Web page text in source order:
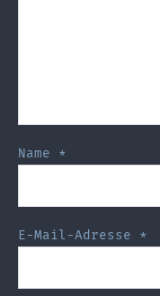
Name *
E-Mail-Adresse *